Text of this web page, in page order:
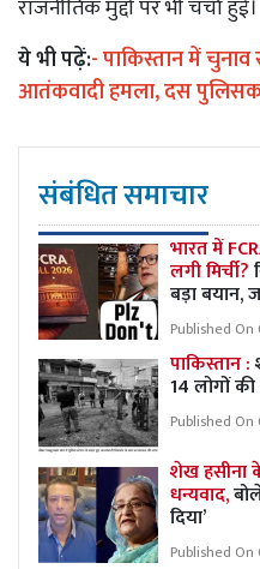
राजनीतिक मुद्दों पर भी चर्चा हुई।
ये भी पढ़ें:-पाकिस्तान में
आतंकवादी हमला, दस
संबंधित समाचार
भारत में
लगी मिर्ची?
बड़ा बयान,
Published
पाकिस्तान :
14 लोगों
Published
शेख हसीना
धन्यवाद,
दिया’
Published